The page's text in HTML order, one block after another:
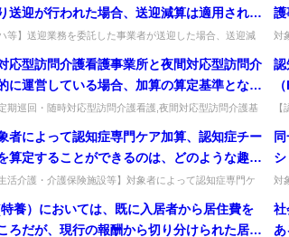
送迎が行われた場合、送迎減算は適用される
の事業所で第三者に共同で送迎を委託する場
用者を同乗させることは可能か。
等】送迎業務を委託した事業者が送迎した場合、送迎減
護
職
対
応型訪問介護看護事業所と夜間対応型訪問介
に運営している場合、加算の算定基準となる
的に算出すべきか、別個に算出すべきか。両
職員をどちらか一方に寄せてカウントするこ
期巡回・随時対応型訪問介護看護,夜間対応型訪問介護基
認
者によって認知症専門ケア加算、認知症チー
算定することができるのは、どのような趣旨
活介護・介護保険施設等】対象者によって認知症専門ケ
対
養）においては、既に入居者から居住費を
ろだが、現行の報酬から切り分けられた居住
社